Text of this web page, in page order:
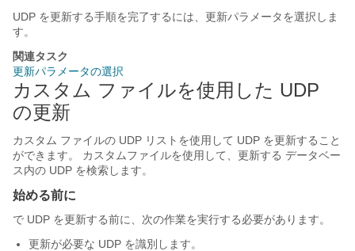
UDP を更新する手順を完了するには、更新パラメータを選択しま
す。
関連タスク
更新パラメータの選択
カスタム ファイルを使用した UDP
の更新
カスタム ファイルの UDP リストを使用して UDP を更新すること
ができます。 カスタムファイルを使用して、更新する データベー
ス内の UDP を検索します。
始める前に
で UDP を更新する前に、次の作業を実行する必要があります。
更新が必要な UDP を識別します。